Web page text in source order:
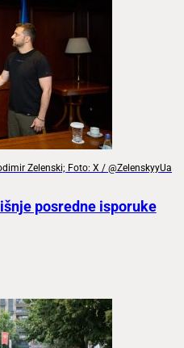
Zelenski; Foto: X / @ZelenskyyUa
posredne isporuke